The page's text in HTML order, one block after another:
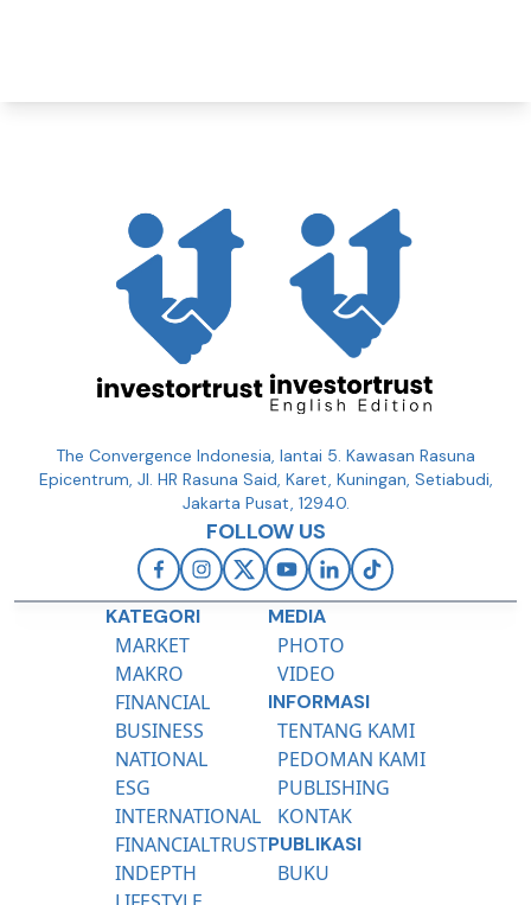
The Convergence Indonesia, lantai 5. Kawasan Rasuna
Epicentrum, Jl. HR Rasuna Said, Karet, Kuningan, Setiabudi,
Jakarta Pusat, 12940.
FOLLOW US
KATEGORI
MARKET
MAKRO
FINANCIAL
BUSINESS
NATIONAL
ESG
INTERNATIONAL
FINANCIALTRUST
INDEPTH
MEDIA
PHOTO
VIDEO
INFORMASI
TENTANG KAMI
PEDOMAN KAMI
PUBLISHING
KONTAK
PUBLIKASI
BUKU